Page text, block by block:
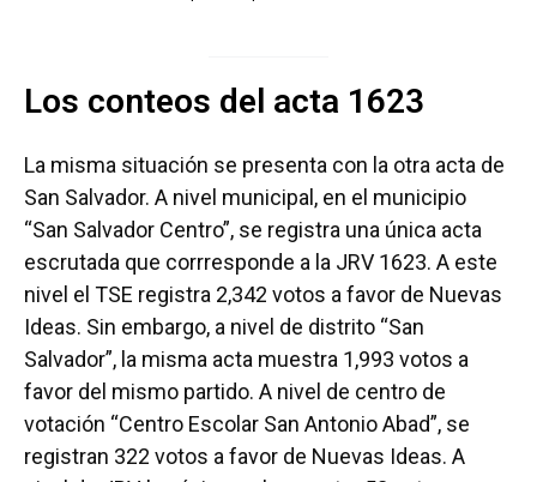
Los conteos del acta 1623
La misma situación se presenta con la otra acta de
San Salvador. A nivel municipal, en el municipio
“San Salvador Centro”, se registra una única acta
escrutada que corrresponde a la JRV 1623. A este
nivel el TSE registra 2,342 votos a favor de Nuevas
Ideas. Sin embargo, a nivel de distrito “San
Salvador”, la misma acta muestra 1,993 votos a
favor del mismo partido. A nivel de centro de
votación “Centro Escolar San Antonio Abad”, se
registran 322 votos a favor de Nuevas Ideas. A